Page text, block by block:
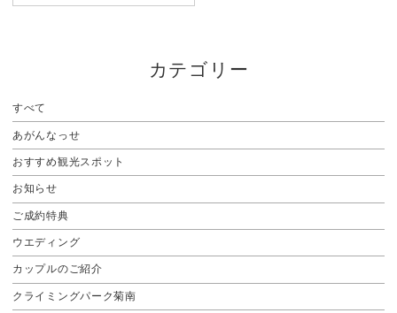
カテゴリー
すべて
あがんなっせ
おすすめ観光スポット
お知らせ
ご成約特典
ウエディング
カップルのご紹介
クライミングパーク菊南